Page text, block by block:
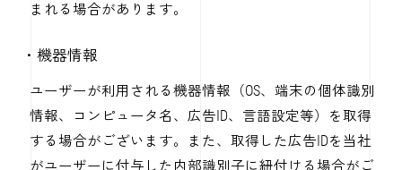
まれる場合があります。
・機器情報
ユーザーが利用される機器情報（OS、端末の個体識別
情報、コンピュータ名、広告ID、言語設定等）を取得
する場合がございます。また、取得した広告IDを当社